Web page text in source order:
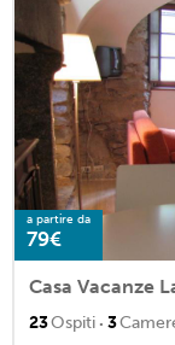
a partire da
79€
Casa Vacanze
23Ospiti · 3